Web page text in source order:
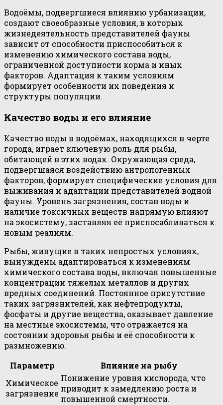
Водоёмы, подвергшиеся влиянию урбанизации,
создают своеобразные условия, в которых
жизнедеятельность представителей фауны
зависит от способности приспособиться к
изменению химического состава воды,
ограниченной доступности корма и иных
факторов. Адаптация к таким условиям
формирует особенности их поведения и
структуры популяции.
Качество воды и его влияние
Качество воды в водоёмах, находящихся в черте
города, играет ключевую роль для рыбы,
обитающей в этих водах. Окружающая среда,
подвергшаяся воздействию антропогенных
факторов, формирует специфические условия для
выживания и адаптации представителей водной
фауны. Уровень загрязнения, состав воды и
наличие токсичных веществ напрямую влияют
на экосистему, заставляя её приспосабливаться к
новым реалиям.
Рыбы, живущие в таких непростых условиях,
вынуждены адаптироваться к изменениям
химического состава воды, включая повышенные
концентрации тяжелых металлов и других
вредных соединений. Постоянное присутствие
таких загрязнителей, как нефтепродукты,
фосфаты и другие вещества, оказывает давление
на местные экосистемы, что отражается на
состоянии здоровья рыбы и её способности к
размножению.
Параметр
Влияние на рыбу
Химическое
загрязнение
Понижение уровня кислорода, что
приводит к замедлению роста и
повышенной смертности.